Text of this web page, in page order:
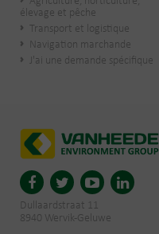
élevage et pêche
Transport et logistique
Navigation marchande
J'ai une demande spécifique
Dullaardstraat 11
8940 Wervik-Geluwe